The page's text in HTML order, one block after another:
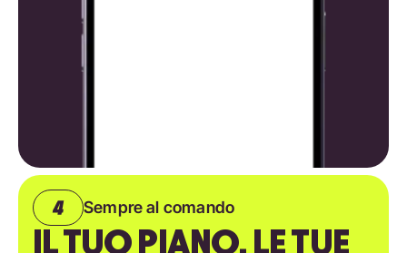
Sempre al comando
IL TUO PIANO, LE TUE